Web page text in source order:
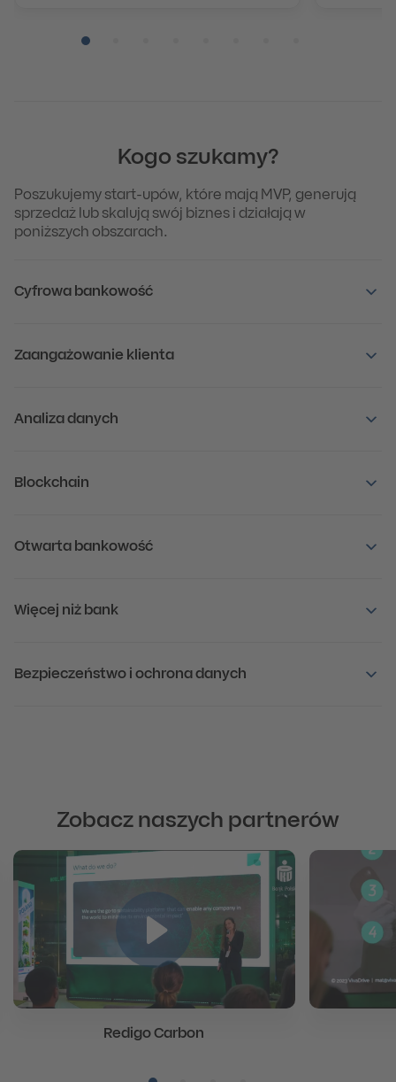
Kogo szukamy?
Poszukujemy start-upów, które mają MVP, generują
sprzedaż lub skalują swój biznes i działają w
poniższych obszarach.
Cyfrowa bankowość
Zaangażowanie klienta
Analiza danych
Blockchain
Otwarta bankowość
Więcej niż bank
Bezpieczeństwo i ochrona danych
Zobacz naszych partnerów
Redigo Carbon